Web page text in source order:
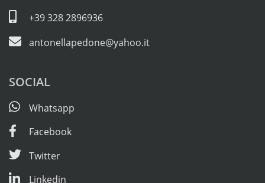
+39 328 2896936
antonellapedone@yahoo.it
SOCIAL
Whatsapp
Facebook
Twitter
Linkedin